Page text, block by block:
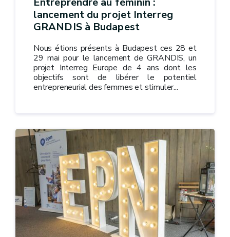
lancement du projet Interreg
GRANDIS à Budapest
Nous étions présents à Budapest ces 28 et
29 mai pour le lancement de GRANDIS, un
projet Interreg Europe de 4 ans dont les
objectifs sont de libérer le potentiel
entrepreneurial des femmes et stimuler...